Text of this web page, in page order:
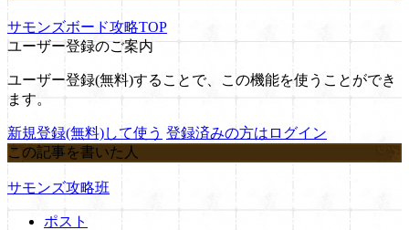
サモンズボード攻略TOP
ユーザー登録のご案内
ユーザー登録(無料)することで、この機能を使うことができ
ます。
新規登録(無料)して使う 登録済みの方はログイン
この記事を書いた人
サモンズ攻略班
ポスト